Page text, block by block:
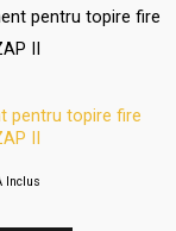
pentru topire fire
II
Inclus